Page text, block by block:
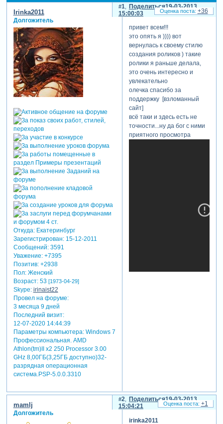
Поделиться
1
19-03-2013
15:00:03
Irinka2011
Долгожитель
Откуда:Екатеринбург
Зарегистрирован: 15-12-2011
Сообщений:3591
Уважение: +7395
Позитив: +2938
Пол:Женский
Возраст:53 [1973-04-29]
Skype: irinaist22
Провел на форуме:
3 месяца 9 дней
Последний визит:
12-07-2020 14:44:39
Параметры компьютера:Windows 7
Профессиональная. AMD
Athlon(tm)II x2 250 Processor 3.00
GHz 8,00ГБ(3,25ГБ доступно)32-
разрядная операционная
система.PSP-5.0.0.3310
привет всем!!!
это опять я )))) вот
вернулась к своему стилю
создания роликов ) такие
ролики я раньше делала,
это очень интересно и
увлекательно
олечка спасибо за
поддержку [взломанный
сайт]
всё таки и здесь есть не
точности...ну да бог с ними
приятного просмотра
+36
Поделиться
2
19-03-2013
15:04:21
mamlj
Долгожитель
irinka2011
+1